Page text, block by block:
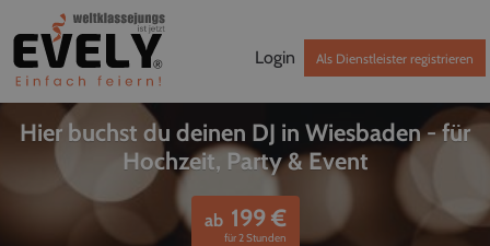
Login Als Dienstleister registrieren
Hier buchst du deinen DJ in Wiesbaden - für
Hochzeit, Party & Event
ab 199€
für 2 Stunden